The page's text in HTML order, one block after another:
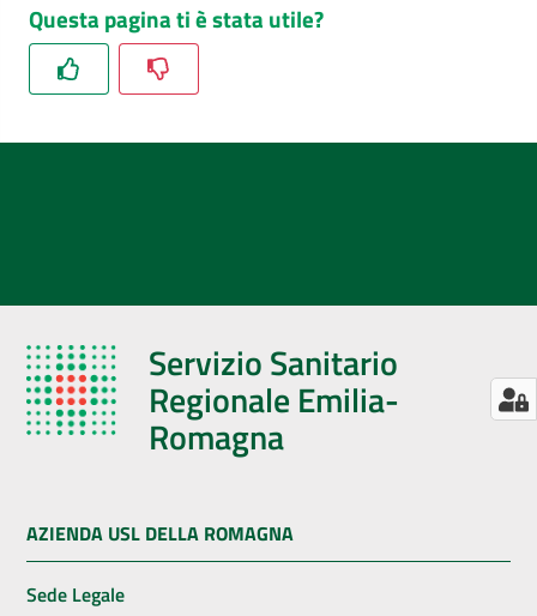
Questa pagina ti è stata utile?
Servizio Sanitario
Regionale Emilia-
Romagna
AZIENDA USL DELLA ROMAGNA
Sede Legale